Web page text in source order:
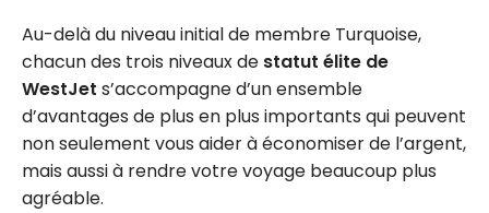
Au-delà du niveau initial de membre Turquoise,
chacun des trois niveaux de statut élite de
WestJet s’accompagne d’un ensemble
d’avantages de plus en plus importants qui peuvent
non seulement vous aider à économiser de l’argent,
mais aussi à rendre votre voyage beaucoup plus
agréable.